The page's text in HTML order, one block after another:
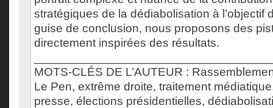
stratégiques de la dédiabolisation à l’objectif
guise de conclusion, nous proposons des
directement inspirées des résultats.
MOTS-CLÉS DE L’AUTEUR :
Le Pen, extrême droite, traitement
presse, élections présidentielles,